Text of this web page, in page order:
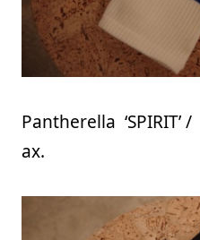
Pantherella ‘SPIRIT’
ax.